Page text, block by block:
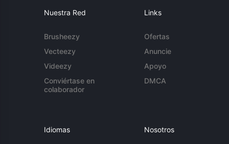
Nuestra Red
Brusheezy
Vecteezy
Videezy
Conviértase en
colaborador
Links
Ofertas
Anuncie
Apoyo
DMCA
Idiomas Nosotros